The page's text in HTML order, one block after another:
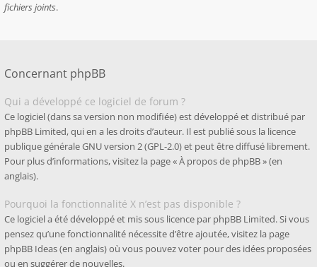
fichiers joints.
Concernant phpBB
Qui a développé ce logiciel de forum ?
Ce logiciel (dans sa version non modifiée) est développé et distribué par
phpBB Limited, qui en a les droits d’auteur. Il est publié sous la licence
publique générale GNU version 2 (GPL-2.0) et peut être diffusé librement.
Pour plus d’informations, visitez la page «À propos de phpBB» (en
anglais).
Pourquoi la fonctionnalité X n’est pas disponible ?
Ce logiciel a été développé et mis sous licence par phpBB Limited. Si vous
pensez qu’une fonctionnalité nécessite d’être ajoutée, visitez la page
phpBB Ideas(en anglais) où vous pouvez voter pour des idées proposées
ou en suggérer de nouvelles.